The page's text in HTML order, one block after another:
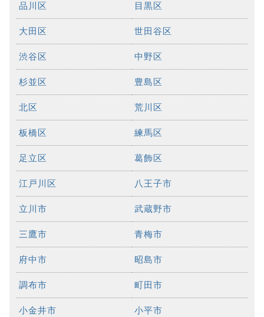
品川区 目黒区
大田区 世田谷区
渋谷区 中野区
杉並区 豊島区
北区 荒川区
板橋区 練馬区
足立区 葛飾区
江戸川区 八王子市
立川市 武蔵野市
三鷹市 青梅市
府中市 昭島市
調布市 町田市
小金井市 小平市